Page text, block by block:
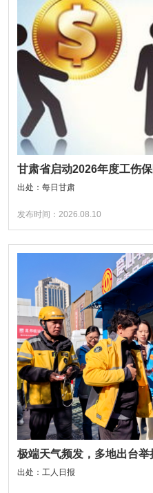
出处：每日甘肃
发布时间：2026.08.10
极端天气频发，多地出台举
出处：工人日报